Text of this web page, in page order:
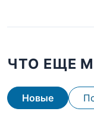
ЧТО ЕЩЕ
Новые